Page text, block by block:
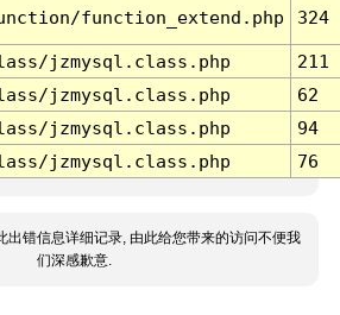
function_extend.php 324
jzmysql.class.php
211
jzmysql.class.php
62
jzmysql.class.php
94
jzmysql.class.php 76
出错信息详细记录, 由此给您带来的访问不便我
们深感歉意.